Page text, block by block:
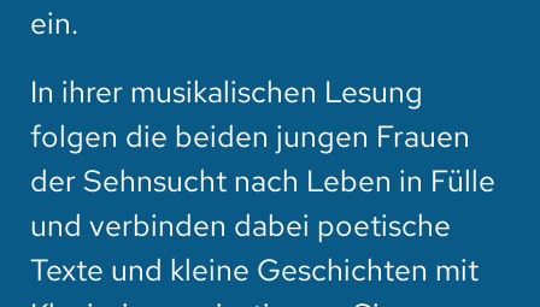
ein.
In ihrer musikalischen Lesung
folgen die beiden jungen Frauen
der Sehnsucht nach Leben in Fülle
und verbinden dabei poetische
Texte und kleine Geschichten mit